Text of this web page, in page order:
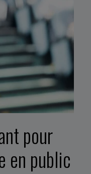
pour
en public